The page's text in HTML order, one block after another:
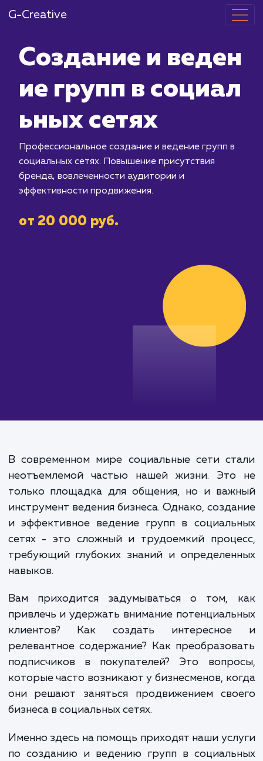
G-Creative
Создание и
ие групп в
ьных сетях
социальных сетях. Повышение
эффективности продвижения.
от 20 000 руб.
В современном мире социальные сети
неотъемлемой частью нашей жизни.
только площадка для общения, но и
инструмент ведения бизнеса. Однако,
сетях - это сложный и трудоемкий
требующий глубоких знаний и
навыков.
Вам приходится задумываться о том,
привлечь и удержать внимание
клиентов? Как создать
релевантное содержание? Как
подписчиков в покупателей? Это
которые часто возникают у бизнесменов,